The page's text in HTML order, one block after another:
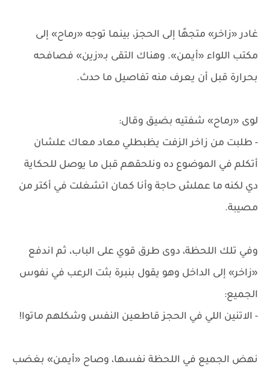
غادر «زاخر» متجهًا إلى الحجز، بينما توجه «رماح» إلى
مكتب اللواء «أيمن». وهناك التقى بـ«زين» فصافحه
بحرارة قبل أن يعرف منه تفاصيل ما حدث.
لوى «رماح» شفتيه بضيق وقال:
- طلبت من زاخر الزفت يظبطلي معاد معاك علشان
أتكلم في الموضوع ده ونلحقهم قبل ما يوصل للحكاية
دي لكنه ما عملش حاجة وأنا كمان اتشغلت في أكتر من
مصيبة.
وفي تلك اللحظة، دوى طرق قوي على الباب، ثم اندفع
«زاخر» إلى الداخل وهو يقول بنبرة بثت الرعب في نفوس
الجميع:
- الاتنين اللي في الحجز قاطعين النفس وشكلهم ماتوا!
نهض الجميع في اللحظة نفسها، وصاح «أيمن» بغضب